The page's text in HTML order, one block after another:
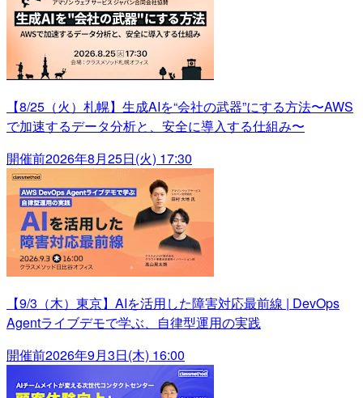
【8/25（火）札幌】生成AIを“会社の武器”にする方法〜AWS
で加速するデータ分析と、安全に導入する仕組み〜
開催前2026年8月25日(火) 17:30
【9/3（木）東京】AIを活用した障害対応最前線 | DevOps
Agentライブデモで学ぶ、自律型運用の実践
開催前2026年9月3日(木) 16:00